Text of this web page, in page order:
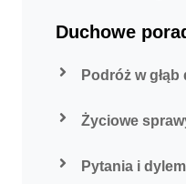
Duchowe
Podróż w głąb
Życiowe
Pytania i